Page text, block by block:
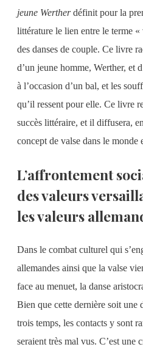
jeune Wertherdéfinit pour la
littérature le lien entre le terme
des danses de couple. Ce livre
d’un jeune homme, Werther, et
à l’occasion d’un bal, et les
qu’il ressent pour elle. Ce livre
succès littéraire, et il diffusera,
concept de valse dans le monde
L’affrontement
des valeurs
les valeurs
Dans le combat culturel qui
allemandes ainsi que la valse
face au menuet, la danse
Bien que cette dernière soit une
trois temps, les contacts y sont
seraient très mal vus. C’est une